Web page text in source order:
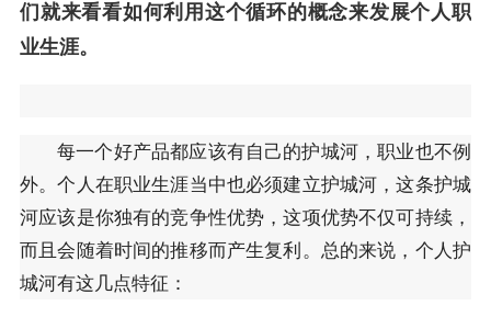
们就来看看如何利用这个循环的概念来发展个人职
业生涯。
每一个好产品都应该有自己的护城河，职业也不例
外。个人在职业生涯当中也必须建立护城河，这条护城
河应该是你独有的竞争性优势，这项优势不仅可持续，
而且会随着时间的推移而产生复利。总的来说，个人护
城河有这几点特征：